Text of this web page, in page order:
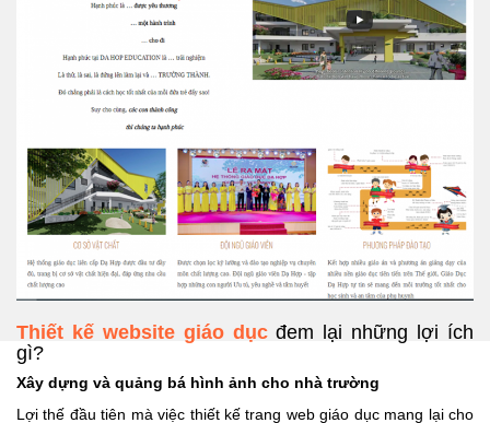
Thiết kế website giáo dụcđem lại những lợi ích
gì?
Xây dựng và quảng bá hình ảnh cho nhà trường
Lợi thế đầu tiên mà việc thiết kế trang web giáo dục mang lại cho